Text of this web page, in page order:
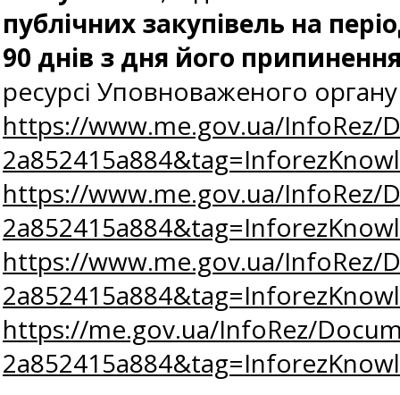
публічних закупівель на
90 днів з дня його
ресурсі Уповноваженого
https://www.me.gov.ua/InfoRez/
https://www.me.gov.ua/InfoRez/
https://www.me.gov.ua/InfoRez/
https://me.gov.ua/InfoRez/